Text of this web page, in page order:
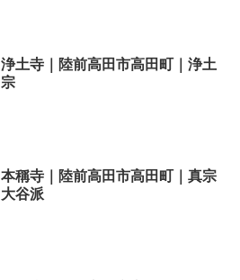
浄土寺｜陸前高田市高田町｜浄土
宗
本稱寺｜陸前高田市高田町｜真宗
大谷派